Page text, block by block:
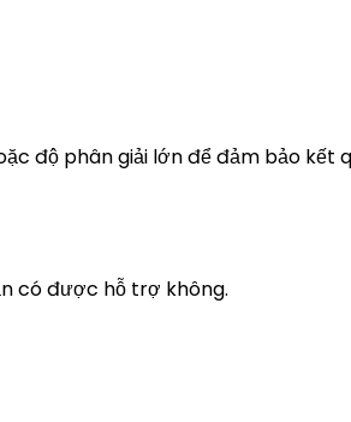
độ phân giải lớn để đảm bảo kết
có được hỗ trợ không.